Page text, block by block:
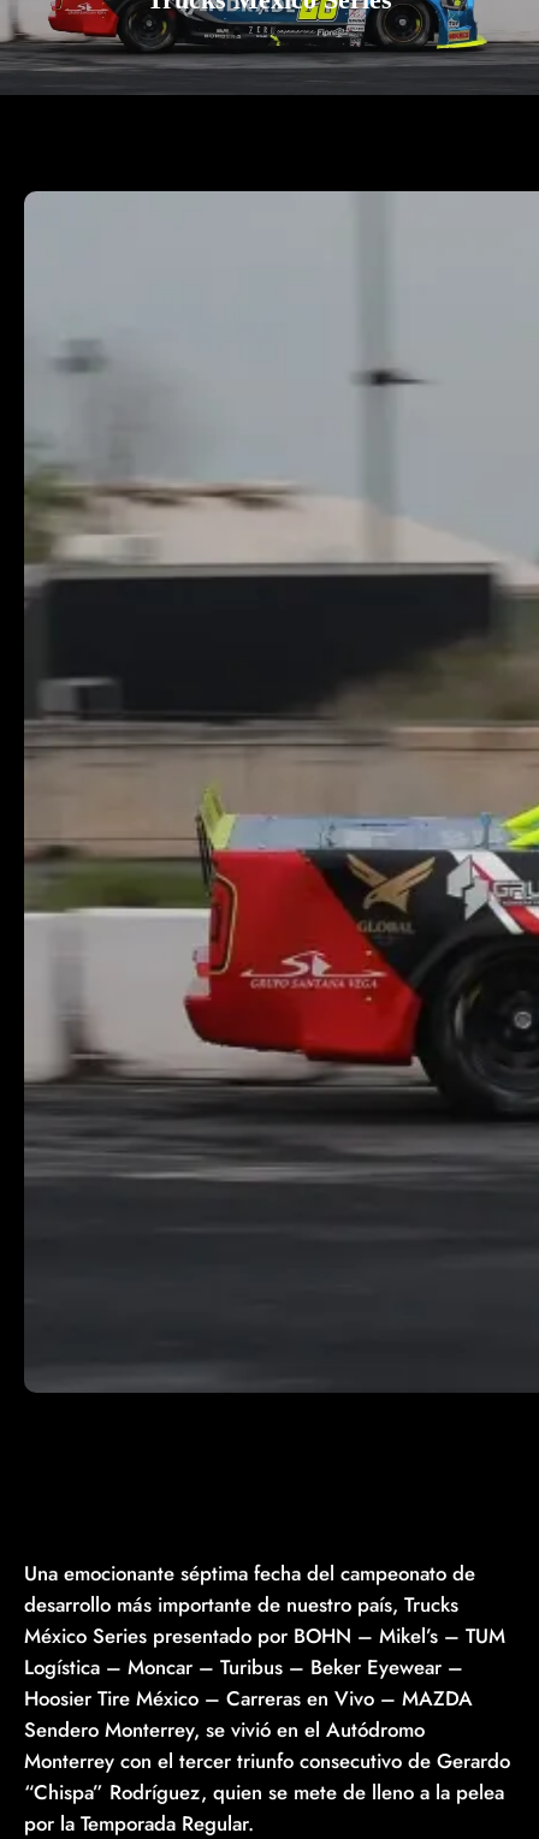
Una emocionante séptima fecha del campeonato de
desarrollo más importante de nuestro país, Trucks
México Series presentado por BOHN – Mikel’s – TUM
Logística – Moncar – Turibus – Beker Eyewear –
Hoosier Tire México – Carreras en Vivo – MAZDA
Sendero Monterrey, se vivió en el Autódromo
Monterrey con el tercer triunfo consecutivo de Gerardo
“Chispa” Rodríguez, quien se mete de lleno a la pelea
por la Temporada Regular.